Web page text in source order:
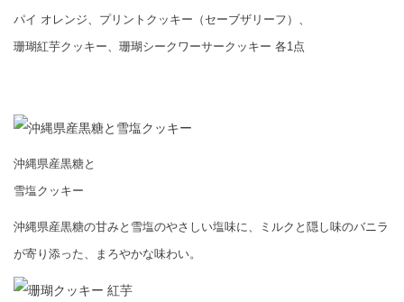
パイ オレンジ、プリントクッキー（セーブザリーフ）、
珊瑚紅芋クッキー、珊瑚シークワーサークッキー 各1点
沖縄県産黒糖と
雪塩クッキー
沖縄県産黒糖の甘みと雪塩のやさしい塩味に、ミルクと隠し味のバニラ
が寄り添った、まろやかな味わい。